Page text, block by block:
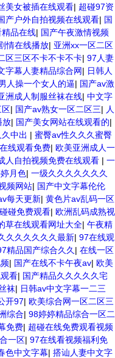
美女被插在线观看| 超碰97资
产户外自拍视频在线观看| 国
品在线| 国产午夜激情视频
情在线播放| 亚洲xx一区二区
区三区不卡不卡不卡| 97人妻
字幕人妻精品综合网| 日韩人
人操一个女人的逼| 国产av激
洲成人制服丝袜在线| 中文字
区| 国产av熟女一区二区三| 人
放| 国产美女网站在线观看的|
中出 | 蜜臀av性久久久蜜臀
线观看免费| 欧美亚洲成人一
人自拍视频免费在线观看 | 一
月色| 一级久久久久久久久
频网站| 国产中文字幕伦伦
每天更新| 黄色片av乱码一区
碰免费观看| 欧洲乱码成熟视
草在线观看网址大全| 午夜精
久久久久久久最新| 97在线观
精品国产综合久久 | 在线一区
| 国产在线不卡午夜av| 欧美
看| 国产精品久久久久久宅
袜| 日韩av中文字幕一二三
开97| 欧美综合网一区二区三
综合| 98婷婷精品综合一区二
免费| 超碰在线免费观看视频
一区| 97在线看视频福利免
色中文字幕| 搭讪人妻中文字